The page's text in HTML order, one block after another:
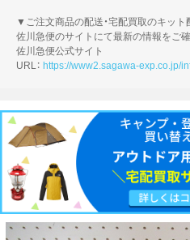
▼ご注文商品の配送・宅配買取のキッ
佐川急便のサイトにて最新の情報をご確
佐川急便公式サイト
URL： https://www2.sagawa-exp.co.jp/